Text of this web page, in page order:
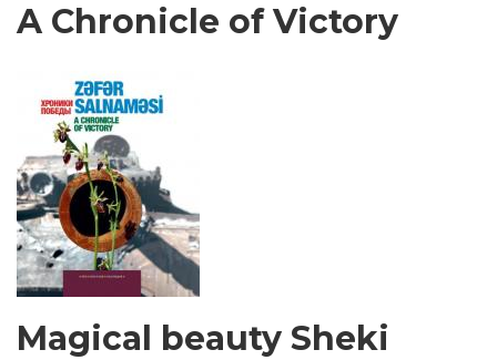
A Chronicle of Victory
Magical beauty Sheki